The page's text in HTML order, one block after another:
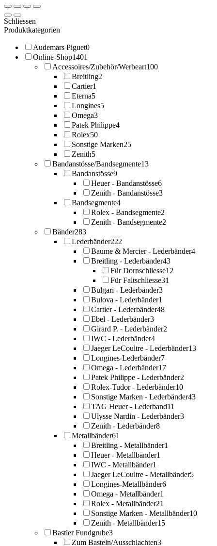
Schliessen
Produktkategorien
Audemars Piguet0
Online-Shop1401
Accessoires/Zubehör/Werbeart100
Breitling2
Cartier1
Eterna5
Longines5
Omega3
Patek Philippe4
Rolex50
Sonstige Marken25
Zenith5
Bandanstösse/Bandsegmente13
Bandanstösse9
Heuer - Bandanstösse6
Zenith - Bandanstösse3
Bandsegmente4
Rolex - Bandsegmente2
Zenith - Bandsegmente2
Bänder283
Lederbänder222
Baume & Mercier - Lederbänder4
Breitling - Lederbänder43
Für Dornschliesse12
Für Faltschliesse31
Bulgari - Lederbänder3
Bulova - Lederbänder1
Cartier - Lederbänder48
Ebel - Lederbänder3
Girard P. - Lederbänder2
IWC - Lederbänder4
Jaeger LeCoultre - Lederbänder13
Longines-Lederbänder7
Omega - Lederbänder17
Patek Philippe - Lederbänder2
Rolex-Tudor - Lederbänder10
Sonstige Marken - Lederbänder43
TAG Heuer - Lederband11
Ulysse Nardin - Lederbänder3
Zenith - Lederbänder8
Metallbänder61
Breitling - Metallbänder1
Heuer - Metallbänder1
IWC - Metallbänder1
Jaeger LeCoultre - Metallbänder5
Longines-Metallbänder6
Omega - Metallbänder1
Rolex - Metallbänder21
Sonstige Marken - Metallbänder10
Zenith - Metallbänder15
Bastler Fundgrube3
Zum Basteln/Ausschlachten3